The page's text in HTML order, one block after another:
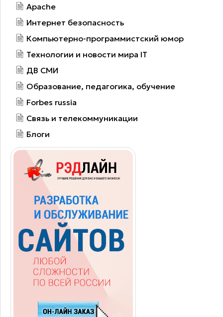
Apache
Интернет безопасность
Компьютерно-программистский юмор
Технологии и новости мира IT
ДВ СМИ
Образование, педагогика, обучение
Forbes russia
Связь и телекоммуникации
Блоги